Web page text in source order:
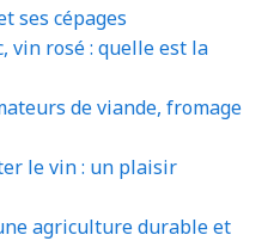
ses cépages
vin rosé : quelle est la
de viande, fromage
le vin : un plaisir
agriculture durable et